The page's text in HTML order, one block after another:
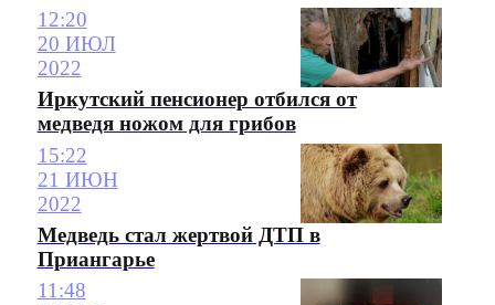
12:20
20 ИЮЛ
2022
Иркутский пенсионер отбился от
медведя ножом для грибов
15:22
21 ИЮН
2022
Медведь стал жертвой ДТП в
Приангарье
11:48